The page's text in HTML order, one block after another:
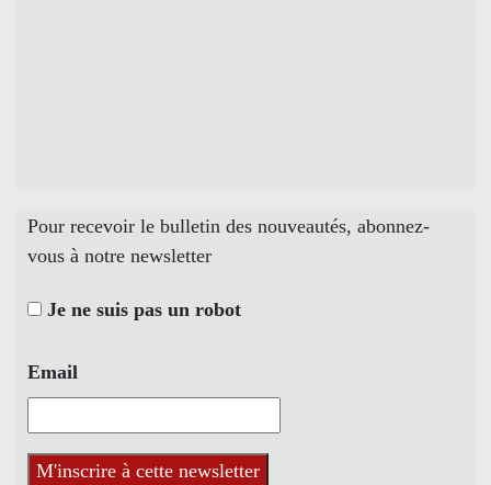
Pour recevoir le bulletin des nouveautés, abonnez-
vous à notre newsletter
Je ne suis pas un robot
Email